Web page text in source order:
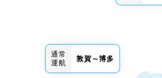
通常
運航
敦賀～博多